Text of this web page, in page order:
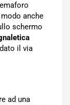
anche
schermo
il via
ad una